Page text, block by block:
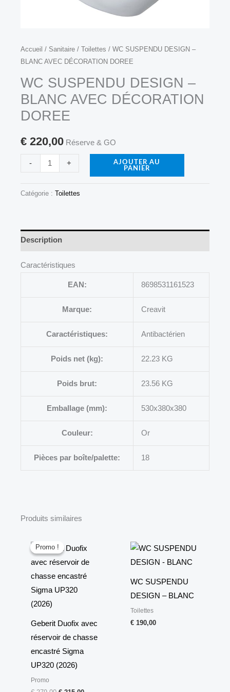
Accueil / Sanitaire / Toilettes / WC SUSPENDU DESIGN –
BLANC AVEC DÉCORATION DOREE
WC SUSPENDU DESIGN –
BLANC AVEC DÉCORATION
DOREE
€ 220,00 Réserve & GO
-
quantité
de
WC
DESIGN
-
AVEC
DÉCORATION
DOREE
+
AJOUTER AU
PANIER
Catégorie : Toilettes
Description
Caractéristiques
EAN: 8698531161523
Marque: Creavit
Caractéristiques: Antibactérien
Poids net (kg): 22.23 KG
Poids brut: 23.56 KG
Emballage (mm): 530x380x380
Couleur: Or
Pièces par boîte/palette: 18
Produits similaires
Promo !
Promo !
Geberit Duofix avec
réservoir de chasse
encastré Sigma
UP320 (2026)
Promo
prix
initial
était :
actuel
est :
WC SUSPENDU
DESIGN – BLANC
Toilettes
€ 190,00